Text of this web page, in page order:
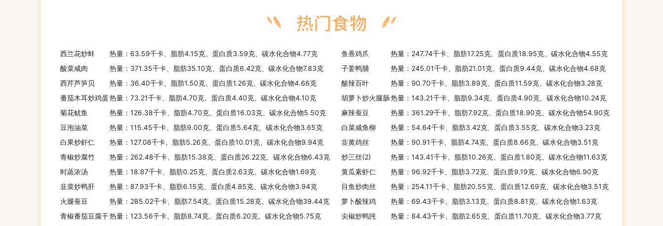
西兰花炒蚌 热量：63.59千卡、脂肪4.15克、蛋白质3.59克、碳水化合物4.77克 鱼香鸡爪
热量：247.74千卡、脂肪17.25克、蛋白质18.95克、碳水化合物4.55克
酸菜咸肉
热量：371.35千卡、脂肪35.10克、蛋白质6.42克、碳水化合物7.83克 子姜鸭脯
热量：245.01千卡、脂肪21.01克、蛋白质9.44克、碳水化合物4.68克
西芹芦笋贝
热量：36.40千卡、脂肪1.50克、蛋白质1.26克、碳水化合物4.66克 酸辣百叶
热量：90.70千卡、脂肪3.89克、蛋白质11.59克、碳水化合物3.28克
番茄木耳炒鸡蛋热量：73.21千卡、脂肪4.70克、蛋白质4.40克、碳水化合物4.10克 胡萝卜炒火腿肠热量：143.21千卡、脂肪9.34克、蛋白质4.90克、碳水化合物10.24克
菊花鱿鱼
热量：126.38千卡、脂肪4.70克、蛋白质16.03克、碳水化合物5.50克 麻辣蚕豆
热量：361.29千卡、脂肪7.92克、蛋白质18.90克、碳水化合物54.90克
豆泡油菜
热量：115.45千卡、脂肪9.00克、蛋白质5.64克、碳水化合物3.65克 白菜咸鱼柳
热量：54.64千卡、脂肪3.42克、蛋白质3.55克、碳水化合物3.23克
白果炒虾仁
热量：127.08千卡、脂肪5.26克、蛋白质10.01克、碳水化合物9.94克 韭黄鸡丝
热量：90.91千卡、脂肪4.74克、蛋白质8.66克、碳水化合物3.51克
青椒炒腐竹
热量：262.48千卡、脂肪15.38克、蛋白质26.22克、碳水化合物6.43克 炒三丝(2)
热量：143.41千卡、脂肪10.26克、蛋白质1.80克、碳水化合物11.63克
时蔬浓汤
热量：18.87千卡、脂肪0.25克、蛋白质2.63克、碳水化合物1.69克 黄瓜素虾仁
热量：96.92千卡、脂肪3.72克、蛋白质9.19克、碳水化合物6.90克
韭菜炒鸭肝
热量：87.93千卡、脂肪6.15克、蛋白质4.85克、碳水化合物3.94克 目鱼炒肉丝
热量：254.11千卡、脂肪20.55克、蛋白质12.69克、碳水化合物3.51克
火腿蚕豆
热量：285.02千卡、脂肪7.54克、蛋白质15.28克、碳水化合物39.44克 萝卜酸辣鸡
热量：69.43千卡、脂肪3.13克、蛋白质8.81克、碳水化合物1.63克
青椒番茄豆腐干热量：123.56千卡、脂肪8.74克、蛋白质6.20克、碳水化合物5.75克 尖椒炒鸭肫
热量：84.43千卡、脂肪2.65克、蛋白质11.70克、碳水化合物3.77克